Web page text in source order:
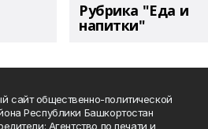
Рубрика "Еда и
напитки"
сайт общественно-политической
Республики Башкортостан
Агентство по печати и